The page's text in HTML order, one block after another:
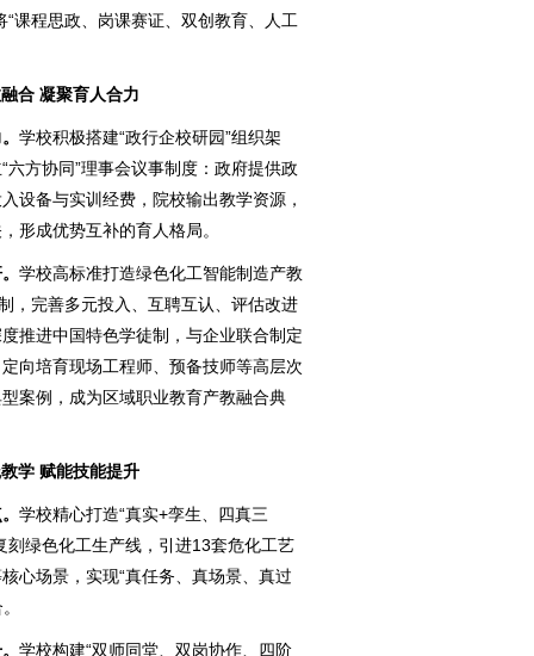
课程思政、岗课赛证、双创教育、人工
合 凝聚育人合力
学校积极搭建“政行企校研园”组织架
方协同”理事会议事制度：政府提供政
设备与实训经费，院校输出教学资源，
形成优势互补的育人格局。
学校高标准打造绿色化工智能制造产教
，完善多元投入、互聘互认、评估改进
推进中国特色学徒制，与企业联合制定
向培育现场工程师、预备技师等高层次
案例，成为区域职业教育产教融合典
学 赋能技能提升
学校精心打造“真实+孪生、四真三
刻绿色化工生产线，引进13套危化工艺
心场景，实现“真任务、真场景、真过
学校构建“双师同堂、双岗协作、四阶